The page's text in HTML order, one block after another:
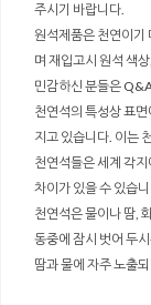
주시기 바랍니다.
원석제품은 천연이기
며 재입고시 원석 색
민감하신 분들은
천연석의 특성상 표
지고 있습니다. 이는
천연석들은 세계 각
차이가 있을 수 있습
천연석은 물이나 땀,
동중에 잠시 벗어 두
땀과 물에 자주 노출